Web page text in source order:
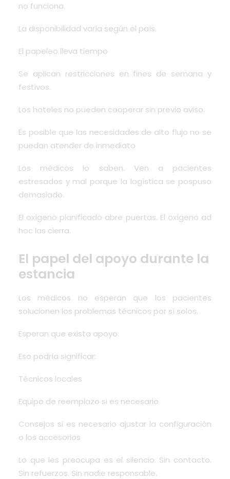
no funciona.
La disponibilidad varía según el país.
El papeleo lleva tiempo
Se aplican restricciones en fines de semana y
festivos.
Los hoteles no pueden cooperar sin previo aviso.
Es posible que las necesidades de alto flujo no se
puedan atender de inmediato
Los médicos lo saben. Ven a pacientes
estresados y mal porque la logística se pospuso
demasiado.
El oxígeno planificado abre puertas. El oxígeno ad
hoc las cierra.
El papel del apoyo durante la
estancia
Los médicos no esperan que los pacientes
solucionen los problemas técnicos por sí solos.
Esperan que exista apoyo.
Eso podría significar:
Técnicos locales
Equipo de reemplazo si es necesario
Consejos si es necesario ajustar la configuración
o los accesorios
Lo que les preocupa es el silencio. Sin contacto.
Sin refuerzos. Sin nadie responsable.